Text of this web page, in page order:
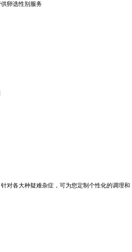
卵选性别服务
对各大种疑难杂症，可为您定制个性化的调理和